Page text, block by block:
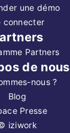
une démo
connecter
Partners
de nous
nous ?
Blog
Presse
iziwork